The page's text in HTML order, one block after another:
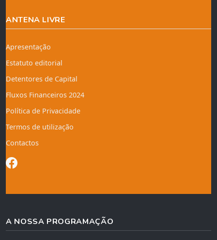
ANTENA LIVRE
Apresentação
Estatuto editorial
Detentores de Capital
Fluxos Financeiros 2024
Política de Privacidade
Termos de utilização
Contactos
A NOSSA PROGRAMAÇÃO